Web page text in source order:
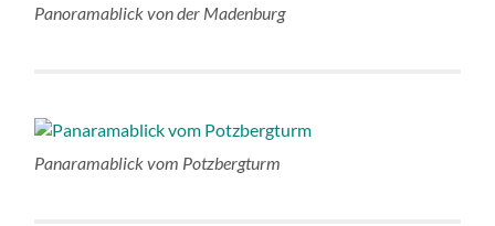
Panoramablick von der Madenburg
Panaramablick vom Potzbergturm